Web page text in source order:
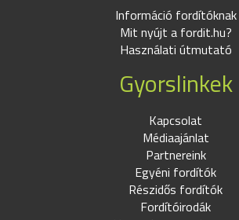
Információ fordítóknak
Mit nyújt a fordit.hu?
Használati útmutató
Gyorslinkek
Kapcsolat
Médiaajánlat
Partnereink
Egyéni fordítók
Részidős fordítók
Fordítóirodák